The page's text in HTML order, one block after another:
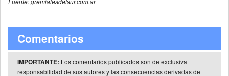
Fuente: gremialesdelsur.com.ar
Comentarios
IMPORTANTE: Los comentarios publicados son de exclusiva
responsabilidad de sus autores y las consecuencias derivadas de